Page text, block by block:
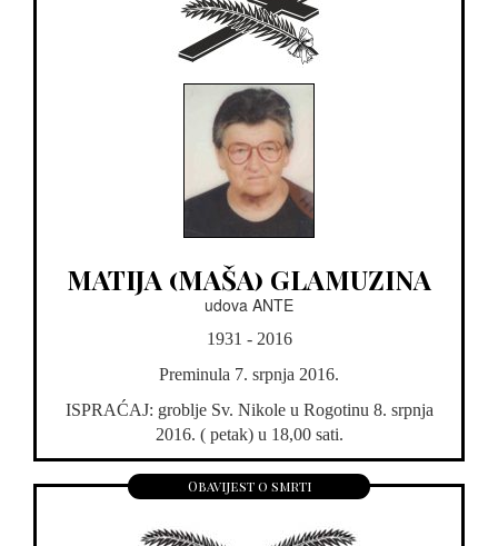
MATIJA (MAŠA) GLAMUZINA
udova ANTE
1931 - 2016
Preminula 7. srpnja 2016.
ISPRAĆAJ: groblje Sv. Nikole u Rogotinu 8. srpnja
2016. ( petak) u 18,00 sati.
Obavijest o smrti